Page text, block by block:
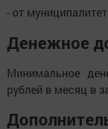
- от
Денежное
Минимальное
рублей в месяц в